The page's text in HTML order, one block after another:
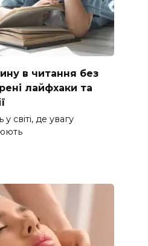
в читання без
лайфхаки та
у світі, де увагу